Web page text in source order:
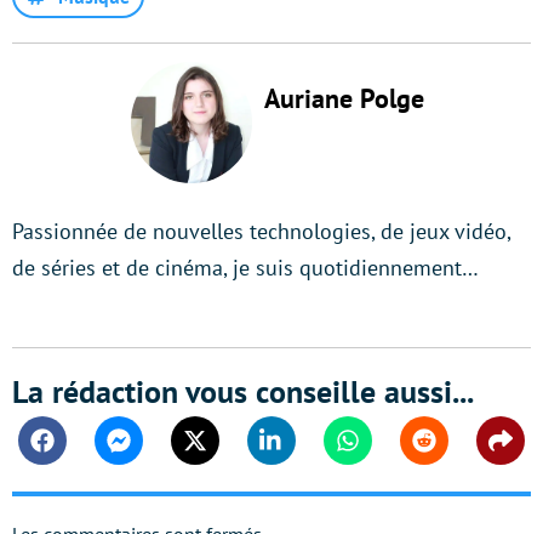
Auriane Polge
Passionnée de nouvelles technologies, de jeux vidéo,
de séries et de cinéma, je suis quotidiennement…
La rédaction vous conseille aussi...
FacebookMessengerTwitter Linkedin WhatsappReddit